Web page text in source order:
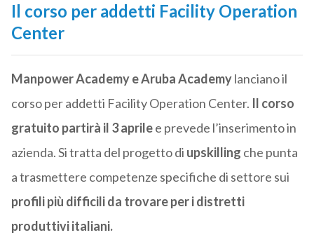
Il corso per addetti Facility Operation
Center
Manpower Academy e Aruba Academylanciano il
corso per addetti Facility Operation Center. Il corso
gratuito partirà il 3 aprilee prevede l’inserimento in
azienda. Si tratta del progetto di upskilling che punta
a trasmettere competenze specifiche di settore sui
profili più difficili da trovare per i distretti
produttivi italiani.